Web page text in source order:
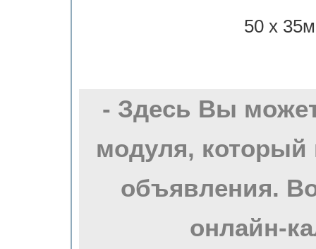
50 х
- Здесь Вы
модуля, который
объявления.
онлайн-